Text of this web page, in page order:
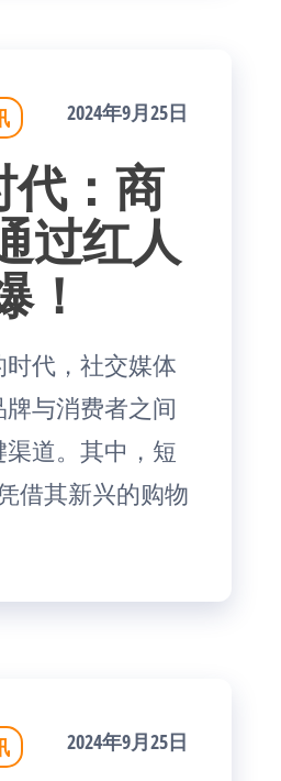
2024年9月25日
代：商
过红人
！
代，社交媒体
与消费者之间
道。其中，短
借其新兴的购物
2024年9月25日